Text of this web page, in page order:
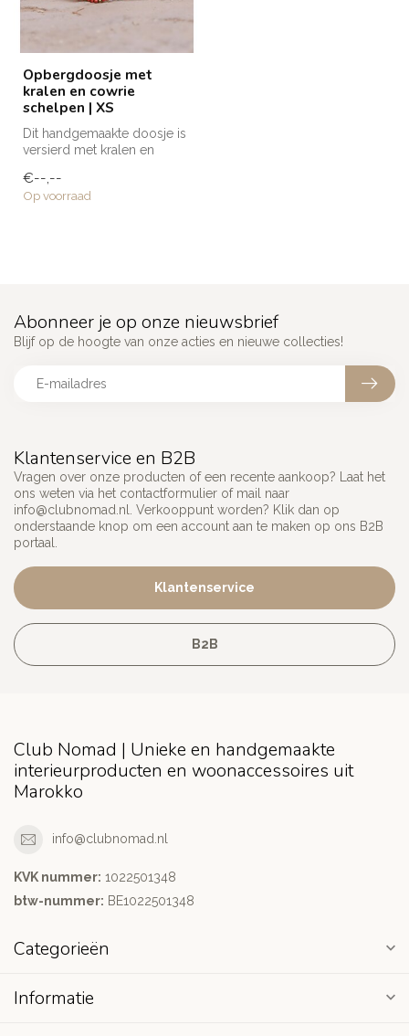
Opbergdoosje met
kralen en cowrie
schelpen | XS
Dit handgemaakte doosje is
versierd met kralen en
voorzien...
€--,--
Op voorraad
Klantenservice en B2B
Vragen over onze producten of een recente aankoop? Laat het
ons weten via het contactformulier of mail naar
info@clubnomad.nl
. Verkooppunt worden? Klik dan op
onderstaande knop om een account aan te maken op ons B2B
portaal.
Klantenservice
B2B
Abonneer je op onze nieuwsbrief
Blijf op de hoogte van onze acties en nieuwe collecties!
Club Nomad | Unieke en handgemaakte
interieurproducten en woonaccessoires uit
Marokko
info@clubnomad.nl
KVK nummer: 1022501348
btw-nummer: BE1022501348
Categorieën
Informatie